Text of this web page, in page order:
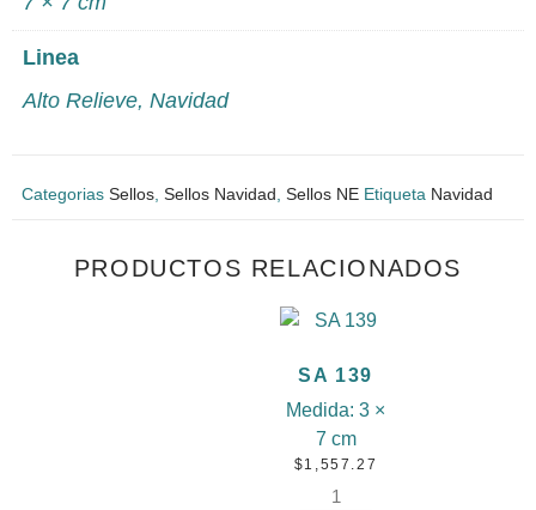
Linea
Alto Relieve, Navidad
Categorias Sellos Sellos Navidad Sellos NE Etiqueta Navidad
PRODUCTOS RELACIONADOS
SA 139
Medida:3 ×
7 cm
$1,557.27